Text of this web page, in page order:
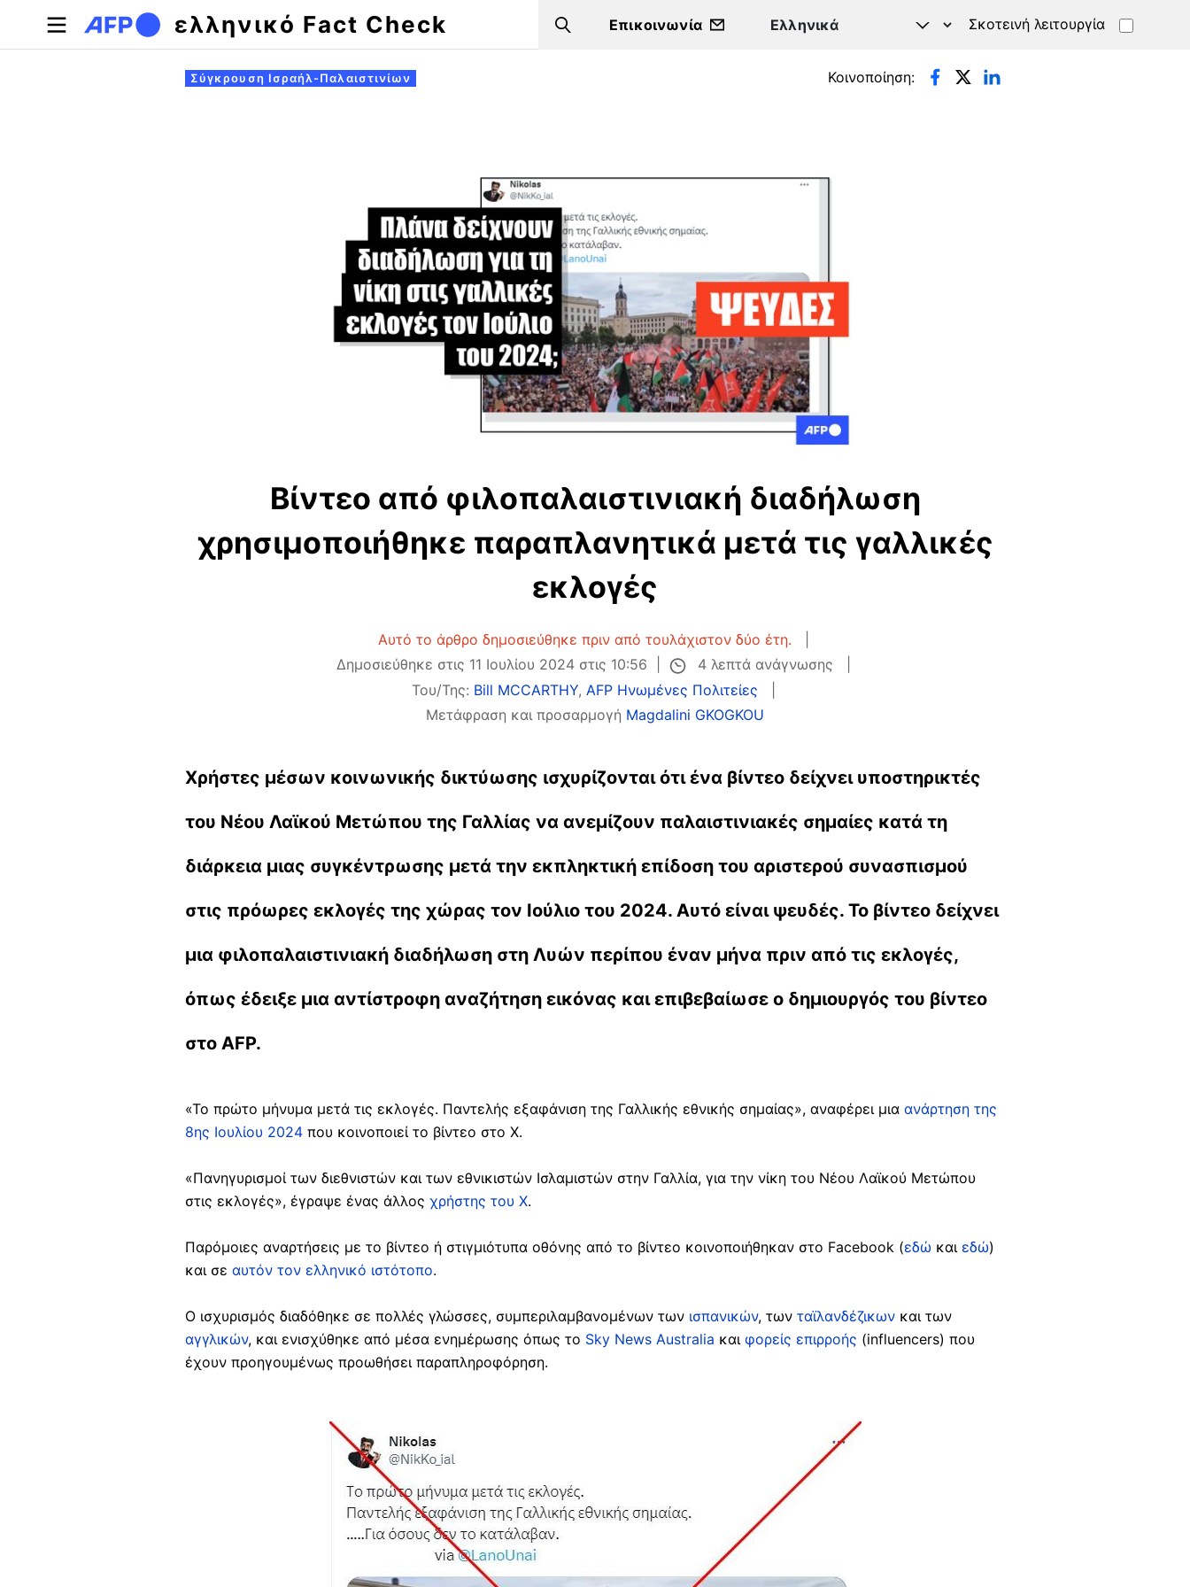
Παράκαμψη προς το κυρίως περιεχόμενο
ελληνικό Fact Check Search
Επικοινωνία Σκοτεινή λειτουργία
Πρωτεύουσες καρτέλες
Σύγκρουση Ισραήλ-Παλαιστινίων Κοινοποίηση:
Βίντεο από φιλοπαλαιστινιακή διαδήλωση
χρησιμοποιήθηκε παραπλανητικά μετά τις γαλλικές
εκλογές
Αυτό το άρθρο δημοσιεύθηκε πριν από τουλάχιστον δύο έτη.
Δημοσιεύθηκε στις 11 Ιουλίου 2024 στις 10:56
4 λεπτά ανάγνωσης
Του/Της: Bill MCCARTHY, AFP Ηνωμένες Πολιτείες
Μετάφραση και προσαρμογή Magdalini GKOGKOU
Χρήστες μέσων κοινωνικής δικτύωσης ισχυρίζονται ότι ένα βίντεο δείχνει υποστηρικτές
του Νέου Λαϊκού Μετώπου της Γαλλίας να ανεμίζουν παλαιστινιακές σημαίες κατά τη
διάρκεια μιας συγκέντρωσης μετά την εκπληκτική επίδοση του αριστερού συνασπισμού
στις πρόωρες εκλογές της χώρας τον Ιούλιο του 2024. Αυτό είναι ψευδές. Το βίντεο δείχνει
μια φιλοπαλαιστινιακή διαδήλωση στη Λυών περίπου έναν μήνα πριν από τις εκλογές,
όπως έδειξε μια αντίστροφη αναζήτηση εικόνας και επιβεβαίωσε ο δημιουργός του βίντεο
στο AFP.
«Το πρώτο μήνυμα μετά τις εκλογές. Παντελής εξαφάνιση της Γαλλικής εθνικής σημαίας», αναφέρει μια ανάρτηση της
8ης Ιουλίου 2024 που κοινοποιεί το βίντεο στο X.
«Πανηγυρισμοί των διεθνιστών και των εθνικιστών Ισλαμιστών στην Γαλλία, για την νίκη του Νέου Λαϊκού Μετώπου
στις εκλογές», έγραψε ένας άλλος χρήστης του X.
Παρόμοιες αναρτήσεις με το βίντεο ή στιγμιότυπα οθόνης από το βίντεο κοινοποιήθηκαν στο Facebook (εδώ και εδώ)
και σε αυτόν τον ελληνικό ιστότοπο.
Ο ισχυρισμός διαδόθηκε σε πολλές γλώσσες, συμπεριλαμβανομένων των ισπανικών, των ταϊλανδέζικων και των
αγγλικών, και ενισχύθηκε από μέσα ενημέρωσης όπως το Sky News Australia και φορείς επιρροής (influencers) που
έχουν προηγουμένως προωθήσει παραπληροφόρηση.